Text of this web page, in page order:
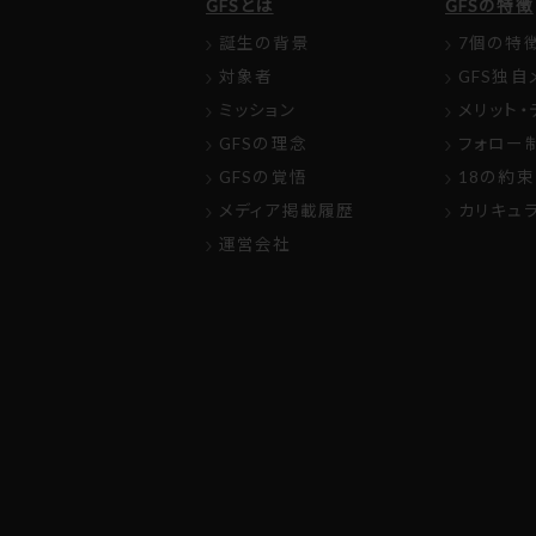
GFSとは
誕生の背景
対象者
ミッション
GFSの理念
GFSの覚悟
メディア掲載履歴
運営会社
GFSの特徴
7個の特
GFS独自
メリット
フォロー
18の約束
カリキュ